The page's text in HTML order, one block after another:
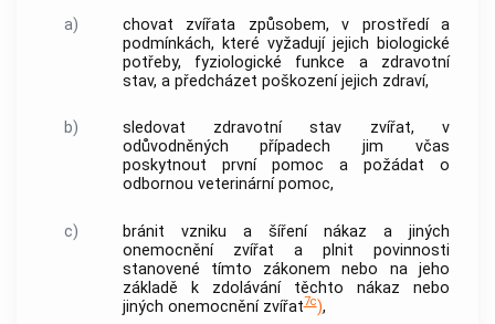
a)
chovat zvířata způsobem, v prostředí a
podmínkách, které vyžadují jejich biologické
potřeby, fyziologické funkce a zdravotní
stav, a předcházet poškození jejich zdraví,
b)
sledovat zdravotní stav zvířat, v
odůvodněných případech jim včas
poskytnout první pomoc a požádat o
odbornou veterinární pomoc,
c)
bránit vzniku a šíření nákaz a jiných
onemocnění zvířat a plnit povinnosti
stanovené tímto zákonem nebo na jeho
základě k zdolávání těchto nákaz nebo
jiných onemocnění zvířat7c),